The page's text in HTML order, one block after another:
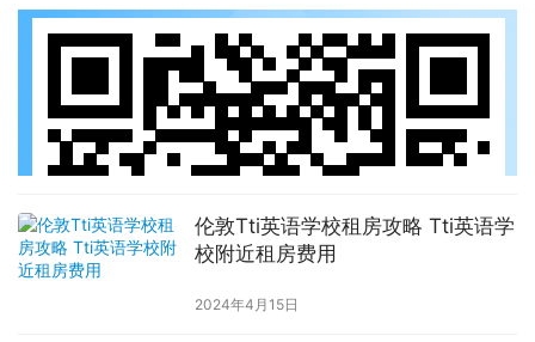
伦敦Tti英语学校租房攻略 Tti英语学
校附近租房费用
2024年4月15日